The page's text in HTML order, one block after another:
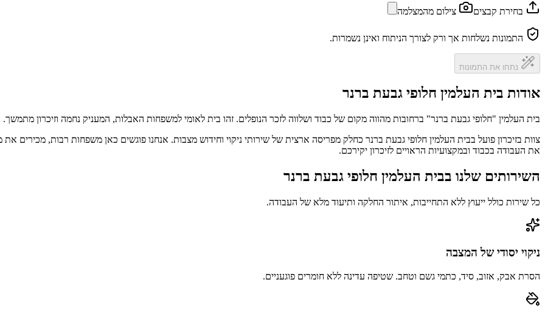
בחירת קבצים
צילום מהמצלמה
התמונות נשלחות אך ורק לצורך הניתוח ואינן נשמרות.
נתחו את התמונות
אודות בית העלמין חלופי גבעת ברנר
בית העלמין "חלופי גבעת ברנר" ברחובות מהווה מקום של כבוד ושלווה לזכר הנופלים. זהו בית לאומי למשפחות האבלות, המעניק נחמה וזיכרון
צוות בזיכרון פועל בבית העלמין חלופי גבעת ברנר כחלק מפריסה ארצית של שירותי ניקוי וחידוש מצבות. אנחנו פוגשים כאן משפחות רבות,
את העבודה בכבוד ובמקצועיות הראויים לזיכרון יקירכם.
השירותים שלנו בבית העלמין חלופי גבעת ברנר
כל שירות כולל ייעוץ ללא התחייבות, איתור החלקה ותיעוד מלא של העבודה.
ניקוי יסודי של המצבה
הסרת אבק, אזוב, סיד, כתמי גשם וטחב. שטיפה עדינה ללא חומרים פוגעניים.